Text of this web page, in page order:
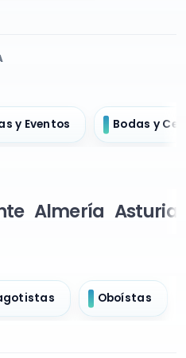
y Eventos Bodas y
Almería
Oboístas